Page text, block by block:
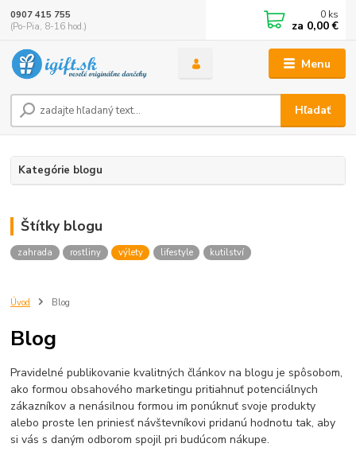
Menu
Hľadať
0907 415 755
(Po-Pia, 8-16 hod.)
0 ks
za 0,00 €
Kategórie blogu
Štítky blogu
zahrada rostliny výlety lifestyle kutilství
Úvod Blog
Blog
Pravidelné publikovanie kvalitných článkov na blogu je spôsobom,
ako formou obsahového marketingu pritiahnuť potenciálnych
zákazníkov a nenásilnou formou im ponúknuť svoje produkty
alebo proste len priniesť návštevníkovi pridanú hodnotu tak, aby
si vás s daným odborom spojil pri budúcom nákupe.